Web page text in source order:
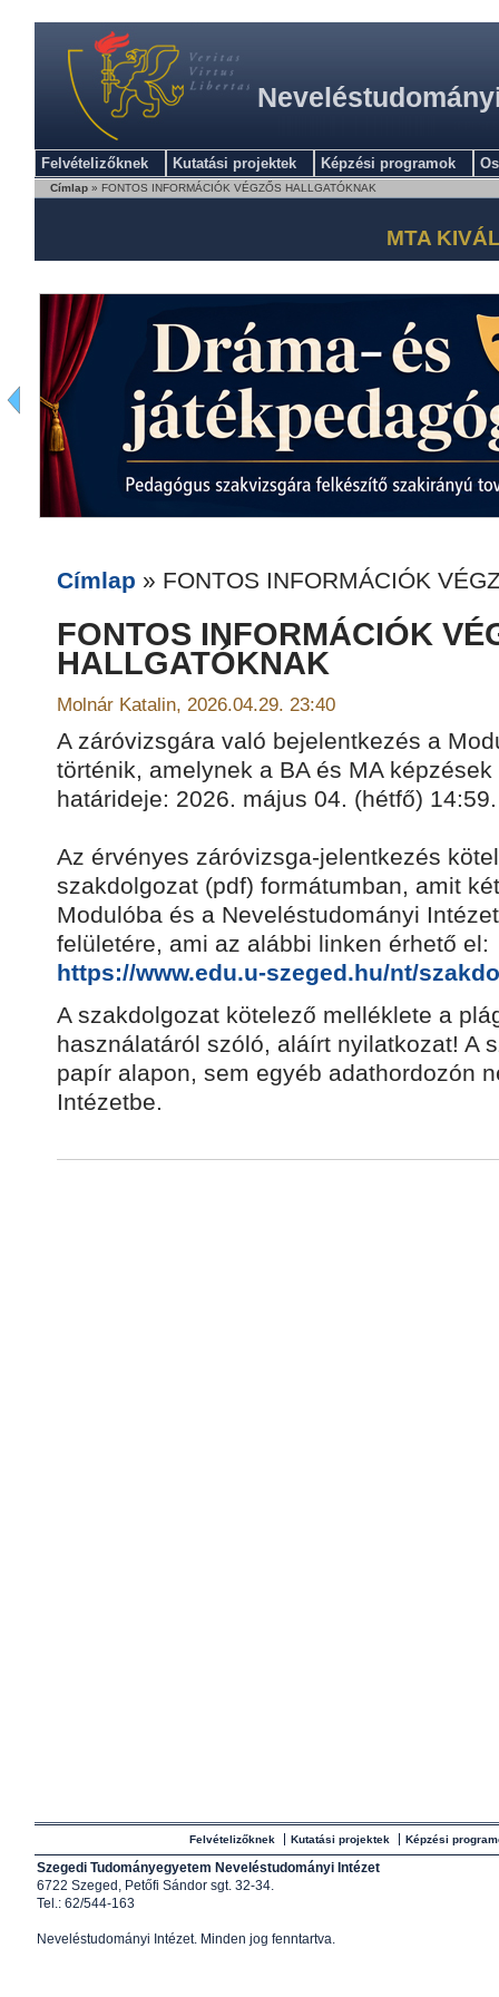
Felvételizőknek Kutatási projektek Képzési programok
Címlap» FONTOS INFORMÁCIÓK VÉGZŐS HALLGATÓKNAK
MTA
Címlap » FONTOS INFORMÁCIÓK
FONTOS INFORMÁCIÓK
HALLGATÓKNAK
Molnár Katalin, 2026.04.29. 23:40
A záróvizsgára való bejelentkezés a
történik, amelynek a BA és MA
határideje: 2026. május 04. (hétfő) 14:59.
Az érvényes záróvizsga-jelentkezés
szakdolgozat (pdf) formátumban, amit
Modulóba és a Neveléstudományi
felületére, ami az alábbi linken érhető el:
https://www.edu.u-szeged.hu/nt/
A szakdolgozat kötelező melléklete a
használatáról szóló, aláírt nyilatkozat! A
papír alapon, sem egyéb adathordozón
Intézetbe.
Felvételizőknek Kutatási projektek Képzési
Szegedi Tudományegyetem Neveléstudományi Intézet
6722 Szeged, Petőfi Sándor sgt. 32-34.
Tel.: 62/544-163
Neveléstudományi Intézet. Minden jog fenntartva.